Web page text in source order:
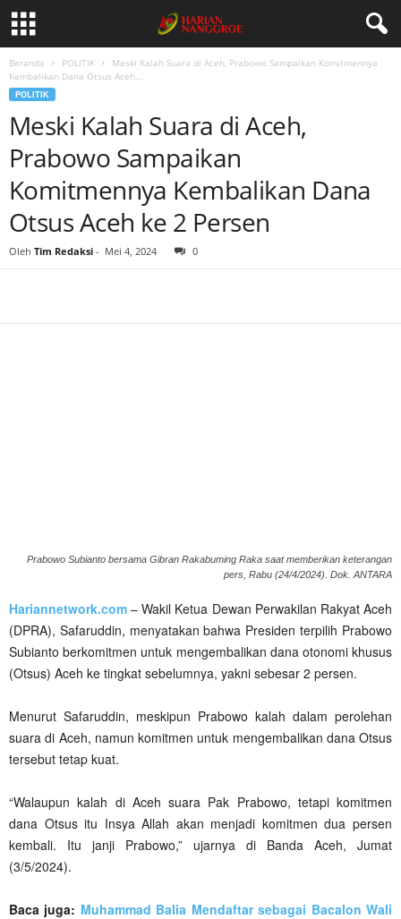
Beranda POLITIK
Meski Kalah Suara di Aceh, Prabowo Sampaikan Komitmennya
Kembalikan Dana Otsus Aceh...
POLITIK
Meski Kalah Suara di Aceh,
Prabowo Sampaikan
Komitmennya Kembalikan Dana
Otsus Aceh ke 2 Persen
Oleh Tim Redaksi - Mei 4, 2024 0
Prabowo Subianto bersama Gibran Rakabuming Raka saat memberikan keterangan
pers, Rabu (24/4/2024). Dok. ANTARA
Hariannetwork.com – Wakil Ketua Dewan Perwakilan Rakyat Aceh
(DPRA), Safaruddin, menyatakan bahwa Presiden terpilih Prabowo
Subianto berkomitmen untuk mengembalikan dana otonomi khusus
(Otsus) Aceh ke tingkat sebelumnya, yakni sebesar 2 persen.
Menurut Safaruddin, meskipun Prabowo kalah dalam perolehan
suara di Aceh, namun komitmen untuk mengembalikan dana Otsus
tersebut tetap kuat.
“Walaupun kalah di Aceh suara Pak Prabowo, tetapi komitmen
dana Otsus itu Insya Allah akan menjadi komitmen dua persen
kembali. Itu janji Prabowo,” ujarnya di Banda Aceh, Jumat
(3/5/2024).
Baca juga: Muhammad Balia Mendaftar sebagai Bacalon Wali